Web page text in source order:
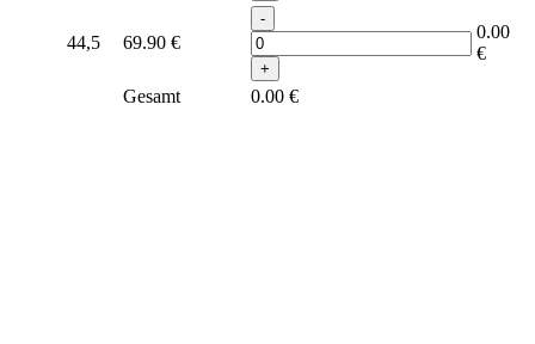
44,5 69.90 €
-
+
0.00
€
Gesamt 0.00 €